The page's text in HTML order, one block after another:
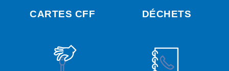
CARTES CFF DÉCHETS